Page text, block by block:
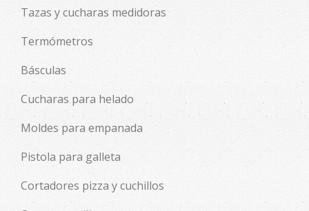
Tazas y cucharas medidoras
Termómetros
Básculas
Cucharas para helado
Moldes para empanada
Pistola para galleta
Cortadores pizza y cuchillos